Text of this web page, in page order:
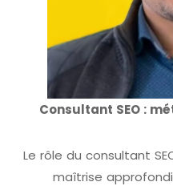
Consultant SEO :
Le rôle du consultant
maîtrise